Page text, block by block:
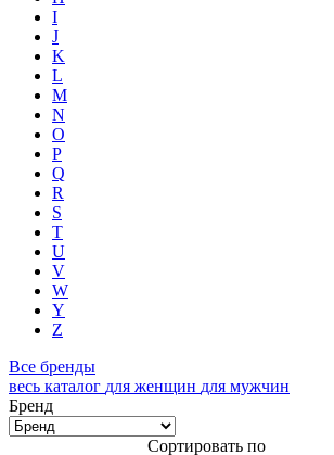
I
J
K
L
M
N
O
P
Q
R
S
T
U
V
W
Y
Z
Все бренды
весь каталог для женщин для мужчин
Бренд
Сортировать по